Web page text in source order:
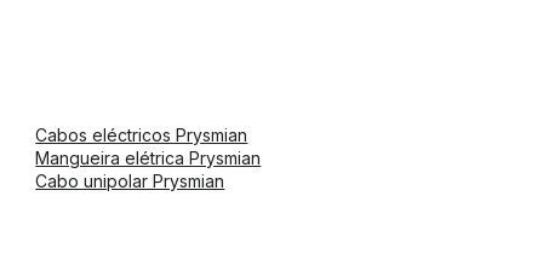
Cabos eléctricos Prysmian
Mangueira elétrica Prysmian
Cabo unipolar Prysmian